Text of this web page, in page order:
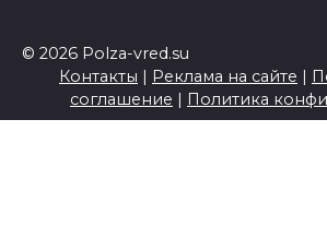
© 2026 Polza-vred.su
Контакты | Реклама на сайте |
соглашение | Политика